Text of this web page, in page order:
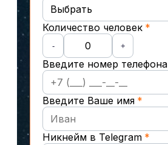
26/08
2
27/08
2
28/08
2
29/08
2
Выбрать
Осень
Зима
Весна
Лето
Количество человек
- +
Введите номер телефона
Введите Ваше имя
Никнейм в Telegram